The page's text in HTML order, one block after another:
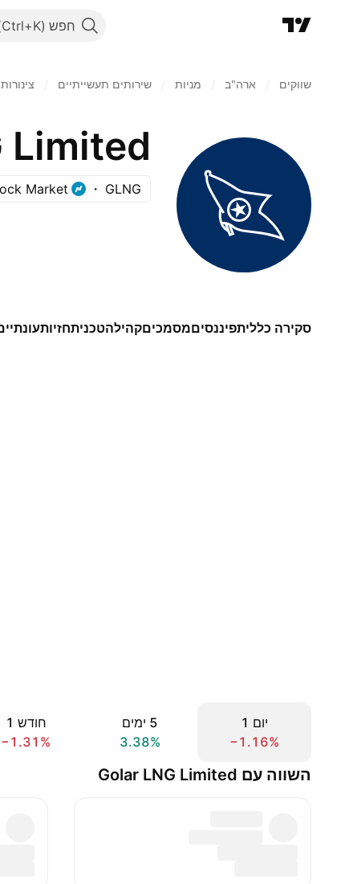
חפש
שווקים ארה"ב‏ מניות‏ שירותים תעשייתיים
Limited
GLNG
Market
סקירה כלליתפיננסיםמסמכיםקהילהטכניתחזיות
יום ‎1‎
−1.16%
‎5‎ ימים
3.38%
חודש ‎1‎
−1.31%
השווה עם Golar LNG Limited